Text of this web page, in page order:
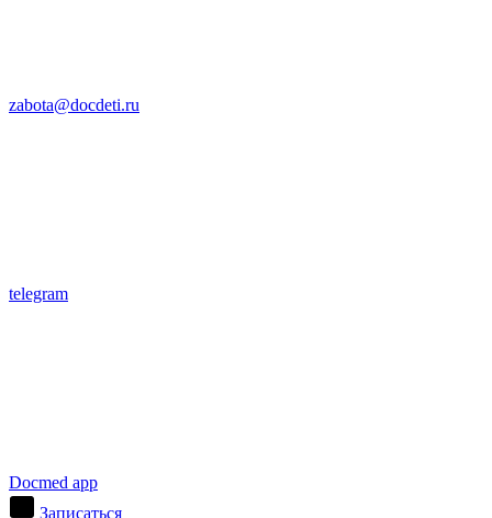
zabota@docdeti.ru
telegram
Docmed app
Записаться